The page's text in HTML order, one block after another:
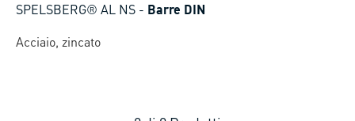
SPELSBERG® AL NS - Barre DIN
Acciaio, zincato